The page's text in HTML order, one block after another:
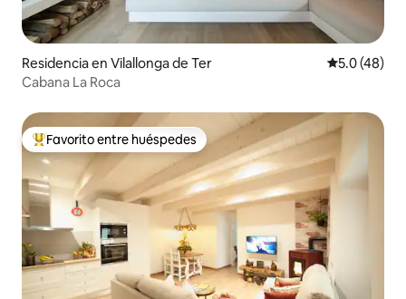
Residencia en Vilallonga de Ter Calificación
5.0 (48)
Cabana La Roca
De los mejores en Favorito entre huéspedes
Favorito entre huéspedes